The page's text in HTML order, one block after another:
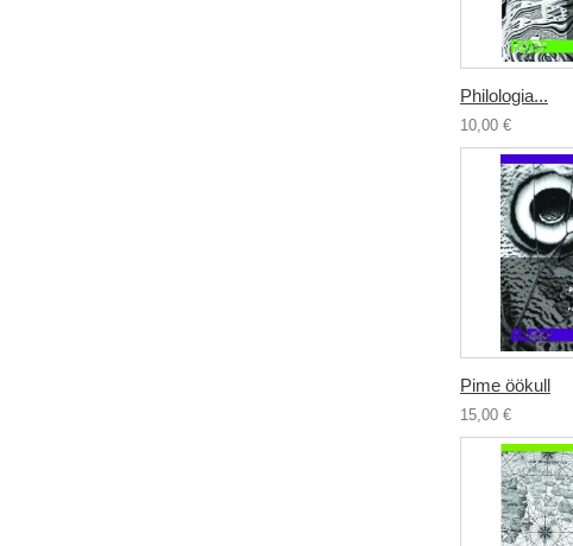
Philologia...
10,00 €
Pime öökull
15,00 €